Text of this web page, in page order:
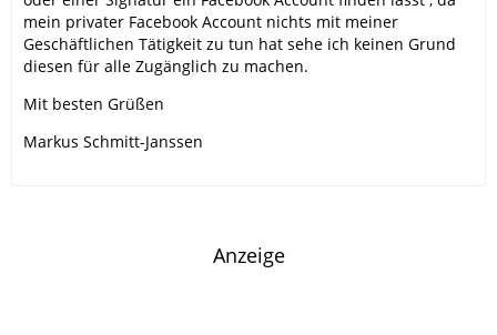
mein privater Facebook Account nichts mit meiner
Geschäftlichen Tätigkeit zu tun hat sehe ich keinen Grund
diesen für alle Zugänglich zu machen.
Mit besten Grüßen
Markus Schmitt-Janssen
Anzeige